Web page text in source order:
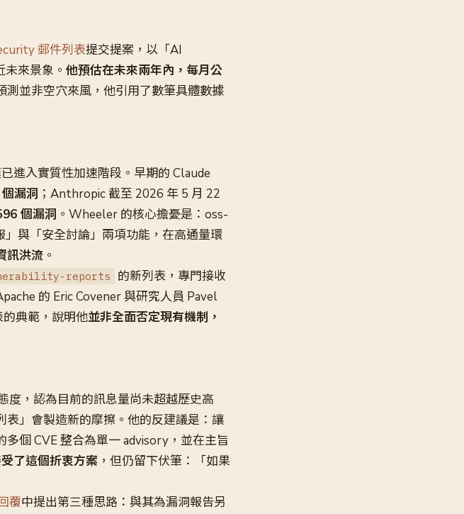
郵件列表提交提案，以「AI
來景象。 他預估在未來兩年內，每月公
並非空穴來風，他引用了數筆具體數據
進入實質性加速階段。早期的 Claude
漏洞 ；Anthropic 截至 2026 年 5 月 22
個漏洞 。Wheeler 的核心擔憂是：oss-
與「安全討論」兩項功能，在高通量環
訊洪流 。
reports
的新列表，專門接收
的 Eric Covener 與研究人員 Pavel
典範，說明他並非全面否定現有機制，
度，認為目前的訊息量尚未超越歷史高
」會製造新的摩擦。他的反建議是：讓
個 CVE 整合為單一 advisory，並在主旨
了這個折衷方案 ，但仍留下伏筆：「如果
覆中提出第三種思路：與其為漏洞報告另